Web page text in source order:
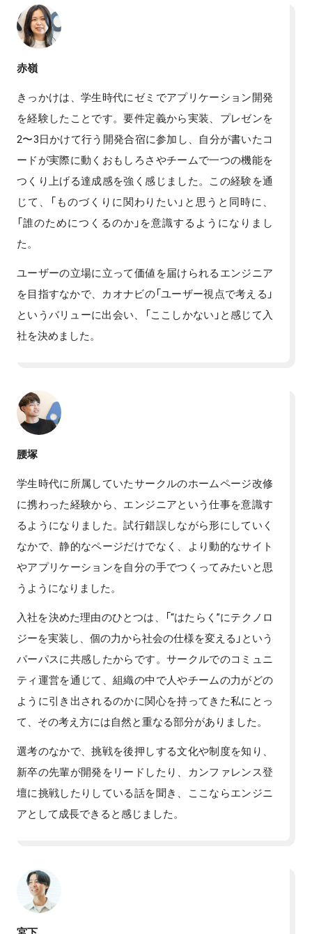
赤嶺
きっかけは、学生時代にゼミでアプリケーション開発
を経験したことです。要件定義から実装、プレゼンを
2〜3日かけて行う開発合宿に参加し、自分が書いたコ
ードが実際に動くおもしろさやチームで一つの機能を
つくり上げる達成感を強く感じました。この経験を通
じて、「ものづくりに関わりたい」と思うと同時に、
「誰のためにつくるのか」を意識するようになりまし
た。
ユーザーの立場に立って価値を届けられるエンジニア
を目指すなかで、カオナビの「ユーザー視点で考える」
というバリューに出会い、「ここしかない」と感じて入
社を決めました。
腰塚
学生時代に所属していたサークルのホームページ改修
に携わった経験から、エンジニアという仕事を意識す
るようになりました。試行錯誤しながら形にしていく
なかで、静的なページだけでなく、より動的なサイト
やアプリケーションを自分の手でつくってみたいと思
うようになりました。
入社を決めた理由のひとつは、「“はたらく”にテクノロ
ジーを実装し、個の力から社会の仕様を変える」という
パーパスに共感したからです。サークルでのコミュニ
ティ運営を通じて、組織の中で人やチームの力がどの
ように引き出されるのかに関心を持ってきた私にとっ
て、その考え方には自然と重なる部分がありました。
選考のなかで、挑戦を後押しする文化や制度を知り、
新卒の先輩が開発をリードしたり、カンファレンス登
壇に挑戦したりしている話を聞き、ここならエンジニ
アとして成長できると感じました。